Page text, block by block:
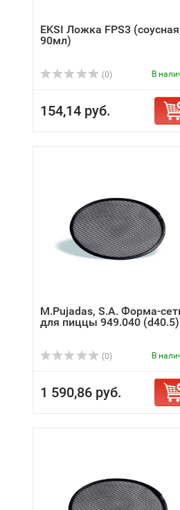
EKSI Ложка FPS3
90мл)
(0) В
154,14 руб.
M.Pujadas, S.A. Форма-
для пиццы 949.040 (d40.5)
(0) В
1 590,86 руб.